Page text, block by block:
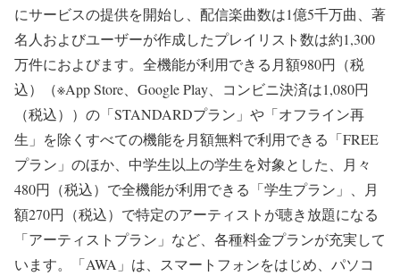
にサービスの提供を開始し、配信楽曲数は1億5千万曲、著
名人およびユーザーが作成したプレイリスト数は約1,300
万件におよびます。全機能が利用できる月額980円（税
込）（※App Store、Google Play、コンビニ決済は1,080円
（税込））の「STANDARDプラン」や「オフライン再
生」を除くすべての機能を月額無料で利用できる「FREE
プラン」のほか、中学生以上の学生を対象とした、月々
480円（税込）で全機能が利用できる「学生プラン」、月
額270円（税込）で特定のアーティストが聴き放題になる
「アーティストプラン」など、各種料金プランが充実して
います。「AWA」は、スマートフォンをはじめ、パソコ